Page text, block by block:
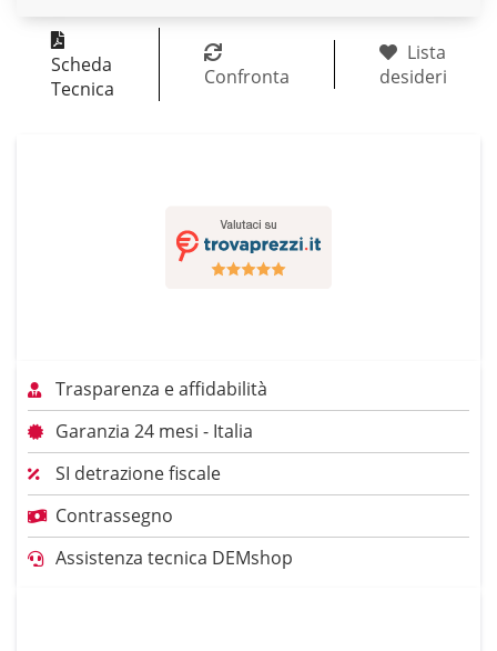
Scheda
Tecnica
Confronta
Lista
desideri
Trasparenza e affidabilità
Garanzia 24 mesi - Italia
SI detrazione fiscale
Contrassegno
Assistenza tecnica DEMshop